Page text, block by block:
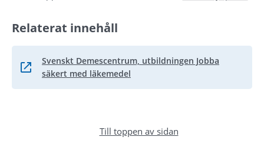
Relaterat innehåll
Svenskt Demescentrum, utbildningen Jobba
säkert med läkemedel
Länk till annan webbplats.
Till toppen av sidan